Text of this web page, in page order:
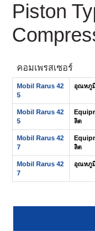
Piston
คอมเพรสเซอร์
Mobil Rarus 42
5
อุณหภูมิ
Mobil Rarus 42
5
ลิต
Mobil Rarus 42
7
ลิต
Mobil Rarus 42
7
อุณหภูมิ